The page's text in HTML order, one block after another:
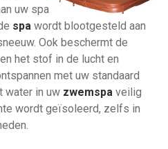
uw spa
spa wordt blootgesteld aan
Ook beschermt de
het stof in de lucht en
met uw standaard
water in uw zwemspa veilig
wordt geïsoleerd, zelfs in